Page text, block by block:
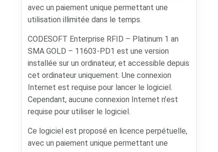
avec un paiement unique permettant une
utilisation illimitée dans le temps.
CODESOFT Enterprise RFID – Platinum 1 an
SMA GOLD – 11603-PD1 est une version
installée sur un ordinateur, et accessible depuis
cet ordinateur uniquement. Une connexion
Internet est requise pour lancer le logiciel.
Cependant, aucune connexion Internet n’est
requise pour utiliser le logiciel.
Ce logiciel est proposé en licence perpétuelle,
avec un paiement unique permettant une